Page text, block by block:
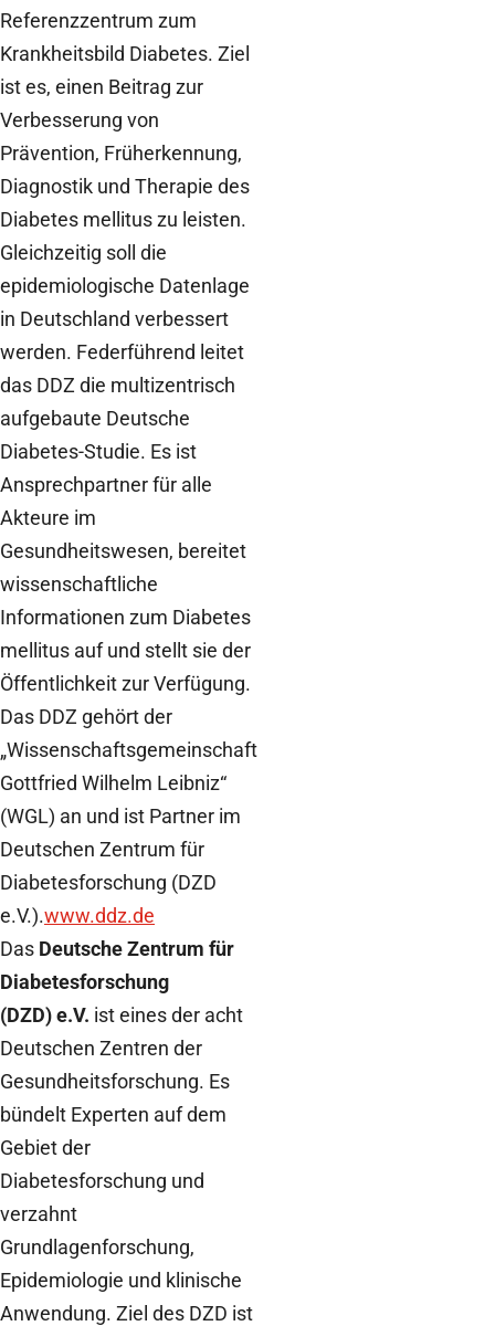
Referenzzentrum zum
Krankheitsbild Diabetes. Ziel
ist es, einen Beitrag zur
Verbesserung von
Prävention, Früherkennung,
Diagnostik und Therapie des
Diabetes mellitus zu leisten.
Gleichzeitig soll die
epidemiologische Datenlage
in Deutschland verbessert
werden. Federführend leitet
das DDZ die multizentrisch
aufgebaute Deutsche
Diabetes-Studie. Es ist
Ansprechpartner für alle
Akteure im
Gesundheitswesen, bereitet
wissenschaftliche
Informationen zum Diabetes
mellitus auf und stellt sie der
Öffentlichkeit zur Verfügung.
Das DDZ gehört der
„Wissenschaftsgemeinschaft
Gottfried Wilhelm Leibniz“
(WGL) an und ist Partner im
Deutschen Zentrum für
Diabetesforschung (DZD
e.V.).www.ddz.de
Das Deutsche Zentrum für
Diabetesforschung
(DZD) e.V. ist eines der acht
Deutschen Zentren der
Gesundheitsforschung. Es
bündelt Experten auf dem
Gebiet der
Diabetesforschung und
verzahnt
Grundlagenforschung,
Epidemiologie und klinische
Anwendung. Ziel des DZD ist